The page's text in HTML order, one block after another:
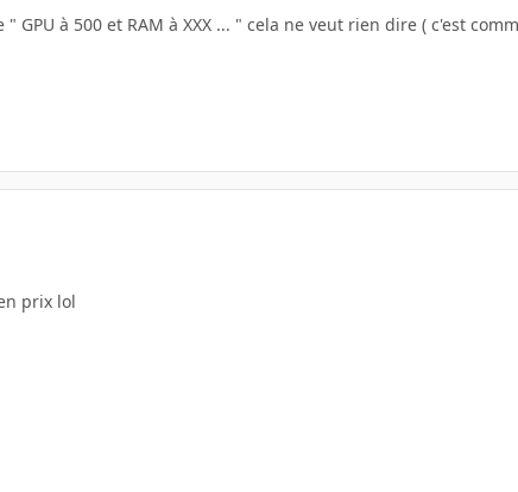
à 500 et RAM à XXX ... " cela ne veut rien dire ( c'est
prix lol